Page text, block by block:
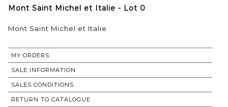
Mont Saint Michel et Italie - Lot 0
Mont Saint Michel et Italie
MY ORDERS
SALE INFORMATION
SALES CONDITIONS
RETURN TO CATALOGUE